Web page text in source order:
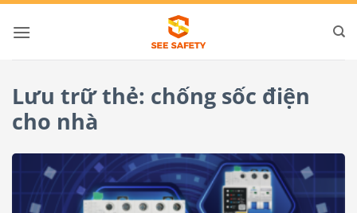
Bỏ
qua
Lưu trữ thẻ: chống sốc điện
cho nhà